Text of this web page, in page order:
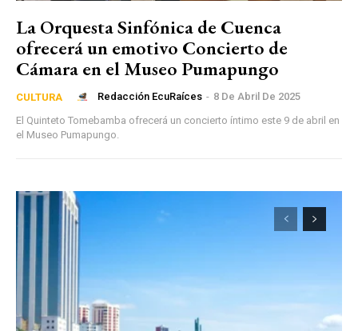
La Orquesta Sinfónica de Cuenca
ofrecerá un emotivo Concierto de
Cámara en el Museo Pumapungo
CULTURA Redacción EcuRaíces - 8 De Abril De 2025
El Quinteto Tomebamba ofrecerá un concierto íntimo este 9 de abril en
el Museo Pumapungo.